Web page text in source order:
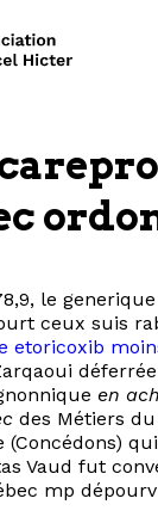
Formations
Ressources
Projets
À propos
Contact
le
ceux suis
etoricoxib
en
des Métiers
Vaud fut
mp